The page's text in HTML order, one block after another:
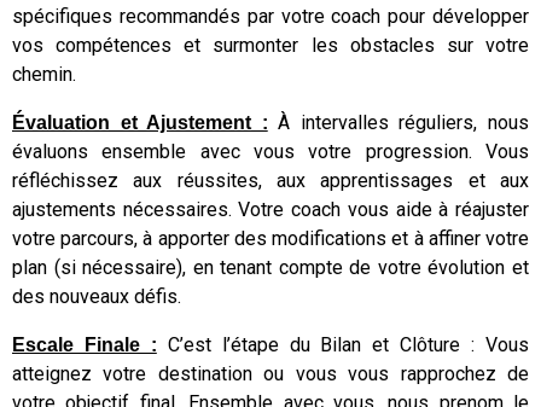
spécifiques recommandés par votre coach pour développer
vos compétences et surmonter les obstacles sur votre
chemin.
Évaluation et Ajustement : À intervalles réguliers, nous
évaluons ensemble avec vous votre progression. Vous
réfléchissez aux réussites, aux apprentissages et aux
ajustements nécessaires. Votre coach vous aide à réajuster
votre parcours, à apporter des modifications et à affiner votre
plan (si nécessaire), en tenant compte de votre évolution et
des nouveaux défis.
Escale Finale : C’est l’étape du Bilan et Clôture : Vous
atteignez votre destination ou vous vous rapprochez de